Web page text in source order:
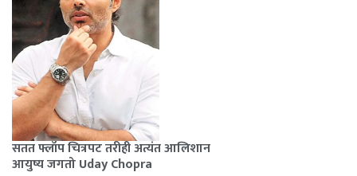
सतत फ्लॉप चित्रपट तरीही अत्यंत आलिशान
आयुष्य जगतो Uday Chopra